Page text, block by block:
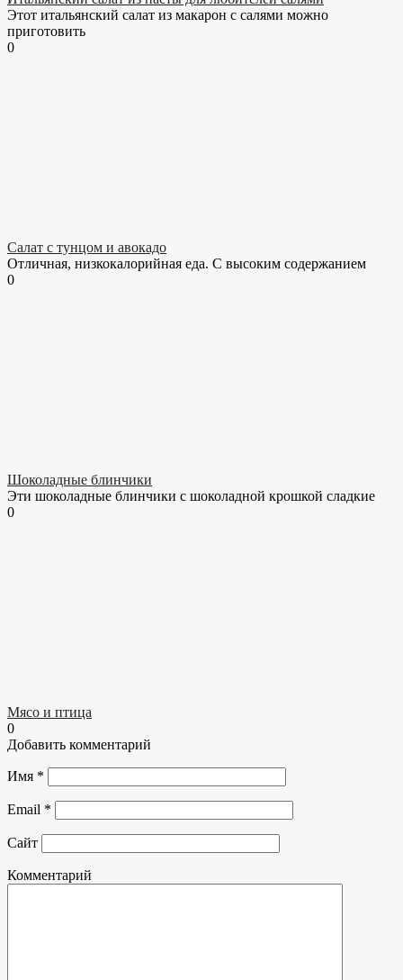
Этот итальянский салат из макарон с салями можно
приготовить
0
Салат с тунцом и авокадо
Отличная, низкокалорийная еда. С высоким содержанием
0
Шоколадные блинчики
Эти шоколадные блинчики с шоколадной крошкой сладкие
0
Мясо и птица
0
Добавить комментарий
Имя *
Email *
Сайт
Комментарий